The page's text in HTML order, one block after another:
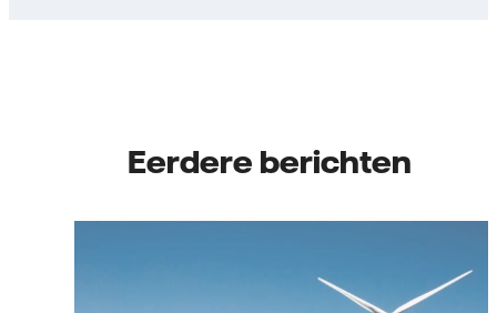
Eerdere berichten